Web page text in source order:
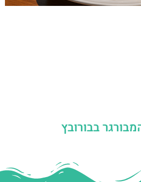
בבורובץ